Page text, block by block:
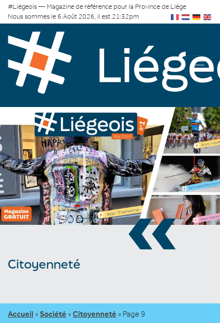
#Liégeois — Magazine de référence pour la Province de Liège
Nous sommes le 6 Août 2026, il est 21:32pm
«
Citoyenneté
Accueil » Société » Citoyenneté » Page 9